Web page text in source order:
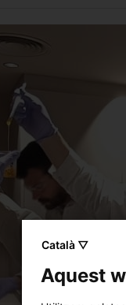
Català ▽
Aquest